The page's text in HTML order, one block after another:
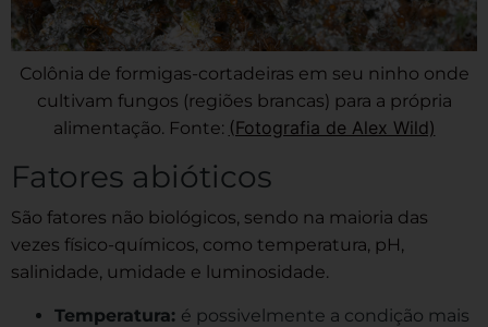
Colônia de formigas-cortadeiras em seu ninho onde
cultivam fungos (regiões brancas) para a própria
alimentação. Fonte: (Fotografia de Alex Wild)
Fatores abióticos
São fatores não biológicos, sendo na maioria das
vezes físico-químicos, como temperatura, pH,
salinidade, umidade e luminosidade.
Temperatura: é possivelmente a condição mais